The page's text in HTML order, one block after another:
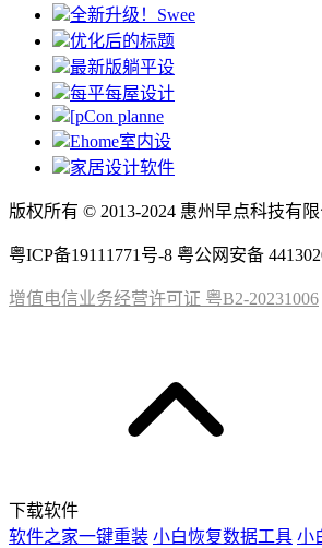
全新升级！Swee
优化后的标题
最新版躺平设
每平每屋设计
[pCon planne
Ehome室内设
家居设计软件
版权所有 © 2013-2024 惠州早点科技有限
粤ICP备19111771号-8 粤公网安备
增值电信业务经营许可证 粤B2-20231006
下载软件
软件之家一键重装 小白恢复数据工具 小